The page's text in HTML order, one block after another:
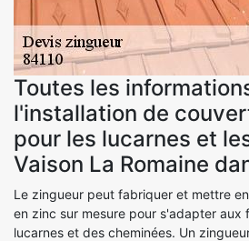
Toutes les
l'installation de
pour les lucarnes et
Vaison La Romaine
Le zingueur peut fabriquer et mettre
en zinc sur mesure pour s'adapter aux
lucarnes et des cheminées. Un